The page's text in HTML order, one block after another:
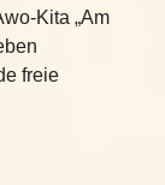
Kita „Am
freie